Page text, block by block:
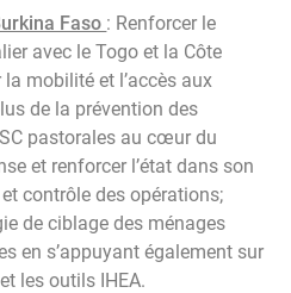
Faso : Renforcer le
avec le Togo et la Côte
mobilité et l’accès aux
de la prévention des
pastorales au cœur du
et renforcer l’état dans son
contrôle des opérations;
de ciblage des ménages
en s’appuyant également sur
les outils IHEA.